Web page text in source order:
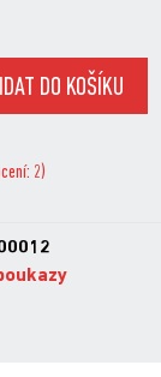
DO KOŠÍKU
2)